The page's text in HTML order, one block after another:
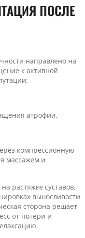
ПОСЛЕ
направлено на
к активной
атрофии,
компрессионную
массажем и
растяжке суставов,
выносливости
сторона решает
от потери и